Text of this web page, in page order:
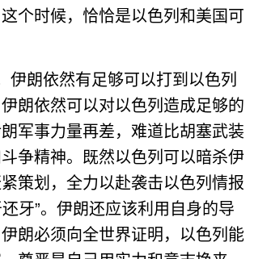
个时候，恰恰是以色列和美国可
朗依然有足够可以打到以色列
朗依然可以对以色列造成足够的
军事力量再差，难道比胡塞武装
争精神。既然以色列可以暗杀伊
策划，全力以赴袭击以色列情报
牙”。伊朗还应该利用自身的导
朗必须向全世界证明，以色列能